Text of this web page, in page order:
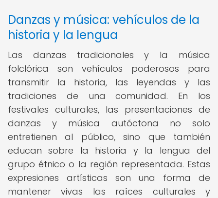
Danzas y música: vehículos de la
historia y la lengua
Las danzas tradicionales y la música
folclórica son vehículos poderosos para
transmitir la historia, las leyendas y las
tradiciones de una comunidad. En los
festivales culturales, las presentaciones de
danzas y música autóctona no solo
entretienen al público, sino que también
educan sobre la historia y la lengua del
grupo étnico o la región representada. Estas
expresiones artísticas son una forma de
mantener vivas las raíces culturales y